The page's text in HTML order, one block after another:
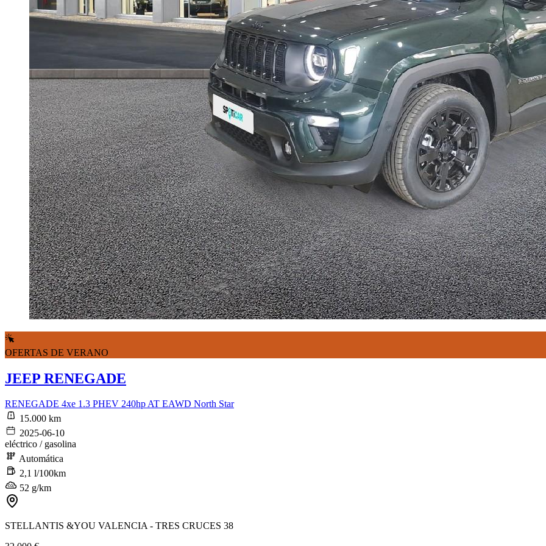
OFERTAS DE VERANO
JEEP RENEGADE
RENEGADE 4xe 1.3 PHEV 240hp AT EAWD North Star
15.000 km
2025-06-10
eléctrico / gasolina
Automática
2,1 l/100km
52 g/km
STELLANTIS &YOU VALENCIA - TRES CRUCES 38